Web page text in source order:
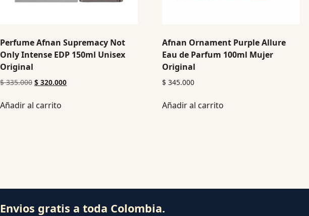
Perfume Afnan Supremacy Not
Only Intense EDP 150ml Unisex
Original
$335.000 $ 320.000
Añadir al carrito
Afnan Ornament Purple Allure
Eau de Parfum 100ml Mujer
Original
$ 345.000
Añadir al carrito
Envios gratis a toda Colombia.